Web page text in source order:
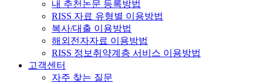
내 추천논문 등록방법
RISS 자료 유형별 이용방법
복사/대출 이용방법
해외전자자료 이용방법
RISS 정보취약계층 서비스 이용방법
고객센터
자주 찾는 질문